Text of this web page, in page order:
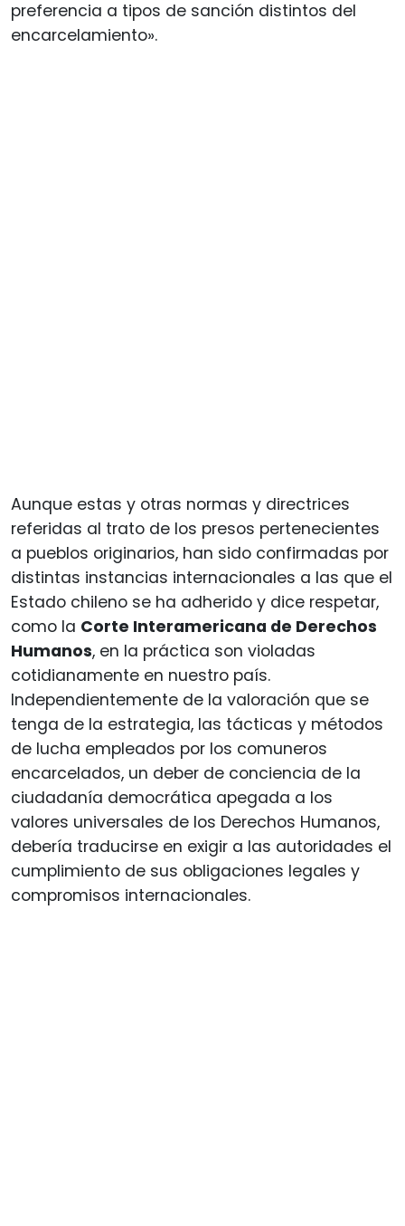
preferencia a tipos de sanción distintos del
encarcelamiento».
Aunque estas y otras normas y directrices
referidas al trato de los presos pertenecientes
a pueblos originarios, han sido confirmadas por
distintas instancias internacionales a las que el
Estado chileno se ha adherido y dice respetar,
como la Corte Interamericana de Derechos
Humanos, en la práctica son violadas
cotidianamente en nuestro país.
Independientemente de la valoración que se
tenga de la estrategia, las tácticas y métodos
de lucha empleados por los comuneros
encarcelados, un deber de conciencia de la
ciudadanía democrática apegada a los
valores universales de los Derechos Humanos,
debería traducirse en exigir a las autoridades el
cumplimiento de sus obligaciones legales y
compromisos internacionales.